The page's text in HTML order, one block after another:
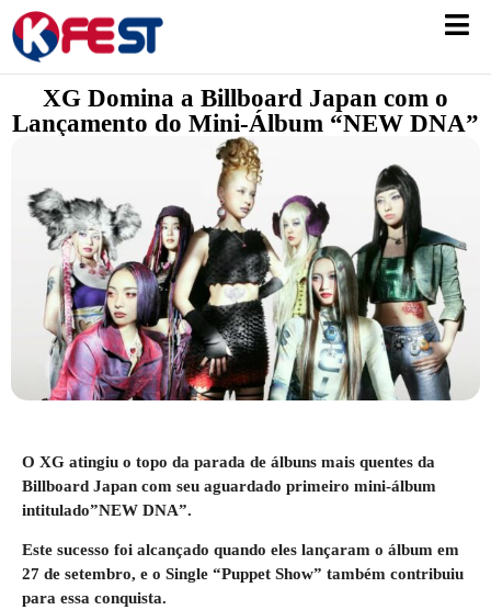
XG Domina a Billboard Japan com o
Lançamento do Mini-Álbum “NEW DNA”
O XG atingiu o topo da parada de álbuns mais quentes da
Billboard Japan com seu aguardado primeiro mini-álbum
intitulado”NEW DNA”.
Este sucesso foi alcançado quando eles lançaram o álbum em
27 de setembro, e o Single “Puppet Show” também contribuiu
para essa conquista.